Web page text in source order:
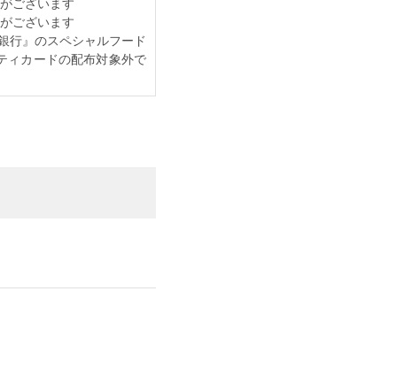
ございます
行』のスペシャルフード
ィカードの配布対象外で